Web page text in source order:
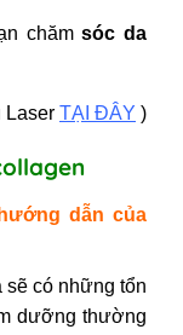
chămsóc da
Laser TẠI ĐÂY )
dẫn của
sẽ có những tổn
dưỡng thường